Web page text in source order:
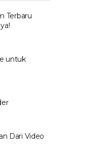
Terbaru
untuk
Dari Video